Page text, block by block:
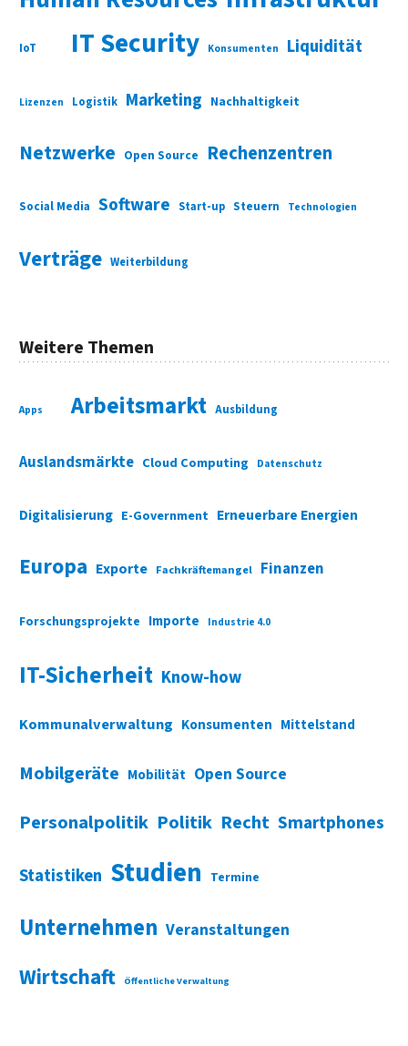
IoT IT Security Konsumenten Liquidität
Lizenzen Logistik Marketing Nachhaltigkeit
Netzwerke Open Source Rechenzentren
Social Media Software Start-up Steuern Technologien
Verträge Weiterbildung
Weitere Themen
Apps Arbeitsmarkt Ausbildung
Auslandsmärkte Cloud Computing Datenschutz
Digitalisierung E-Government Erneuerbare Energien
Europa Exporte Fachkräftemangel Finanzen
Forschungsprojekte Importe Industrie 4.0
IT-Sicherheit Know-how
Kommunalverwaltung Konsumenten Mittelstand
Mobilgeräte Mobilität Open Source
Personalpolitik Politik Recht Smartphones
Statistiken Studien Termine
Unternehmen Veranstaltungen
Wirtschaft Öffentliche Verwaltung